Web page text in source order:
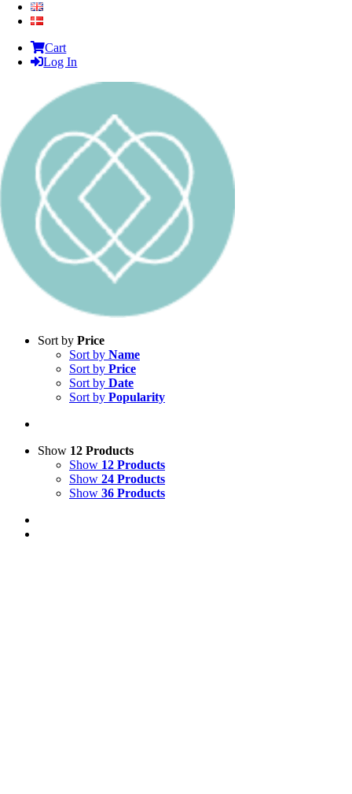
Cart
Log In
Sort by Price
Sort by Name
Sort by Price
Sort by Date
Sort by Popularity
Show 12 Products
Show 12 Products
Show 24 Products
Show 36 Products